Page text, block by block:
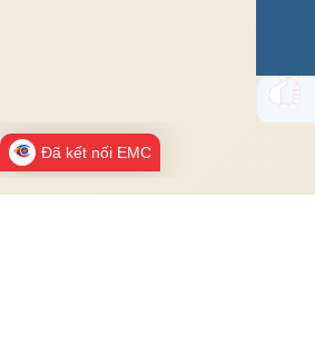
Đã kết nối EMC